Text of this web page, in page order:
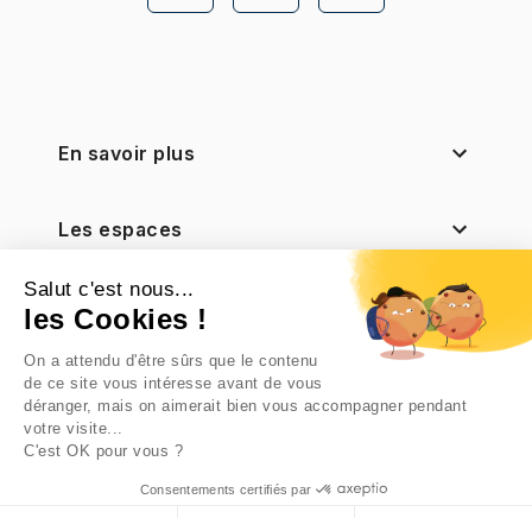
En savoir plus
Les espaces
Nos filiales
Notre actionnaire
Salut c'est nous...
les Cookies !
On a attendu d'être sûrs que le contenu
de ce site vous intéresse avant de vous
déranger, mais on aimerait bien vous accompagner pendant
votre visite...
C'est OK pour vous ?
Consentements certifiés par